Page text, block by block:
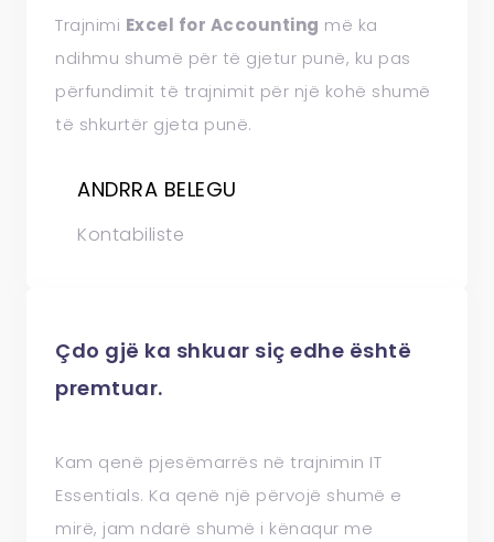
Trajnimi Excel for Accounting më ka
ndihmu shumë për të gjetur punë, ku pas
përfundimit të trajnimit për një kohë shumë
të shkurtër gjeta punë.
ANDRRA BELEGU
Kontabiliste
Çdo gjë ka shkuar siç edhe është
premtuar.
Kam qenë pjesëmarrës në trajnimin IT
Essentials. Ka qenë një përvojë shumë e
mirë, jam ndarë shumë i kënaqur me